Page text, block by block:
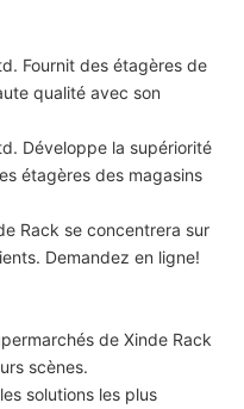
Fournit des étagères de
qualité avec son
Développe la supériorité
étagères des magasins
Rack se concentrera sur
Demandez en ligne!
de Xinde Rack
scènes.
solutions les plus